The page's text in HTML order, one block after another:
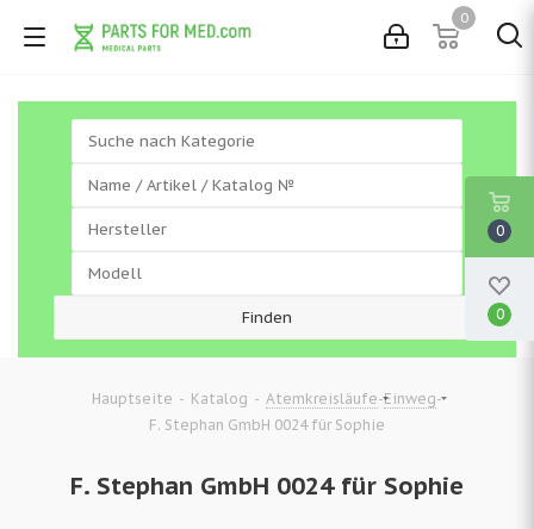
0
Hauptseite - Katalog - Atemkreisläufe-Einweg-
F. Stephan GmbH 0024 für Sophie
F. Stephan GmbH 0024 für Sophie
0
0